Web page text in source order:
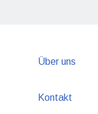
Über uns
Kontakt